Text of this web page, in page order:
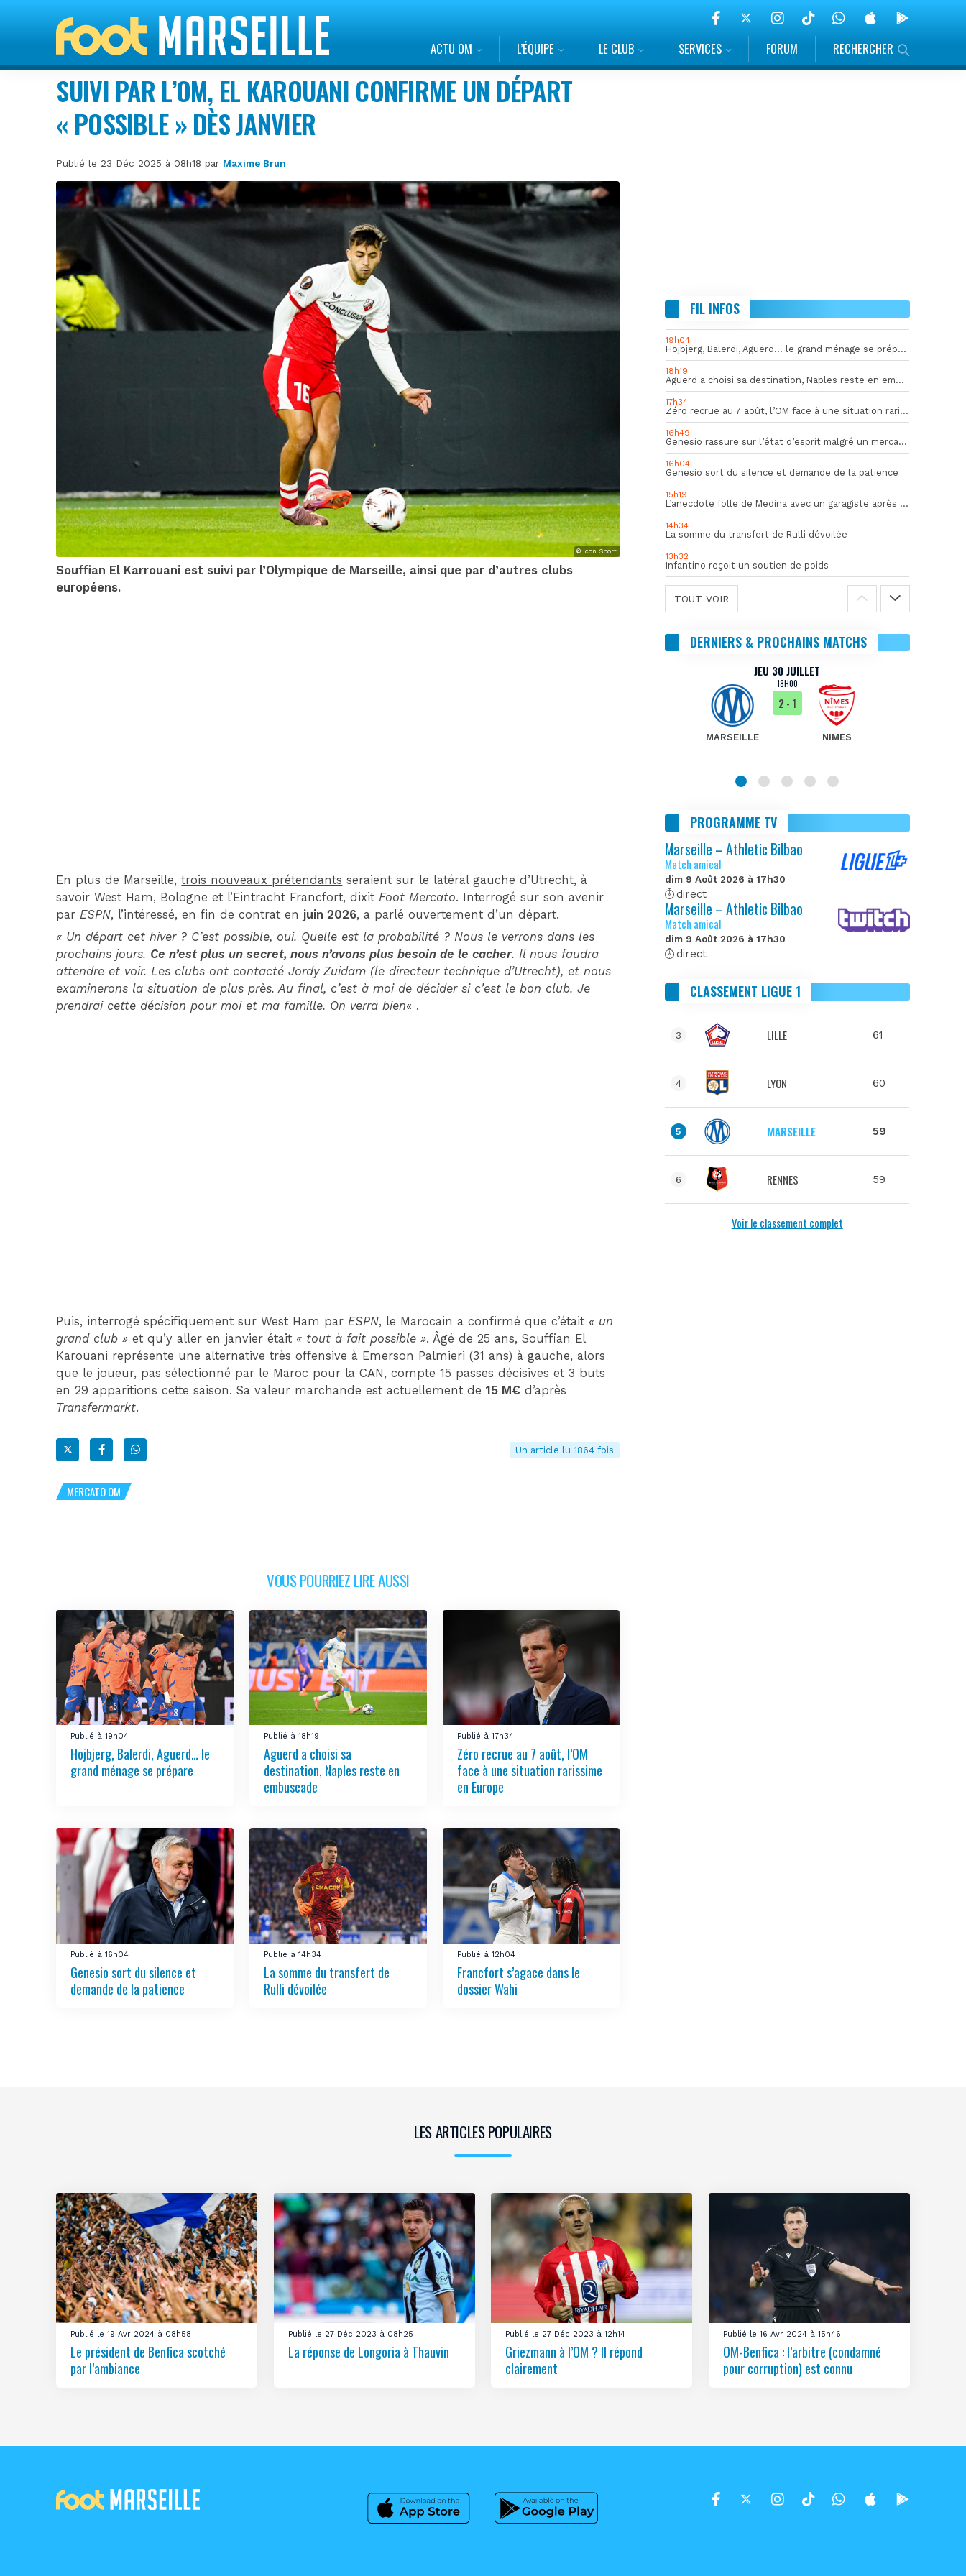
ACTU OM L’ÉQUIPE LE CLUB SERVICES FORUM RECHERCHER
SUIVI PAR L’OM, EL KAROUANI CONFIRME UN DÉPART
« POSSIBLE » DÈS JANVIER
Publié le 23 Déc 2025 à 08h18 par Maxime Brun
© Icon Sport
Souffian El Karrouani est suivi par l’Olympique de Marseille, ainsi que par d’autres clubs
européens.
En plus de Marseille,trois nouveaux prétendants seraient sur le latéral gauche d’Utrecht, à
savoir West Ham, Bologne et l’Eintracht Francfort, dixit Foot Mercato. Interrogé sur son avenir
par ESPN, l’intéressé, en fin de contrat en juin 2026, a parlé ouvertement d’un départ.
« Un départ cet hiver ? C’est possible, oui. Quelle est la probabilité ? Nous le verrons dans les
prochains jours. Ce n’est plus un secret, nous n’avons plus besoin de le cacher. Il nous faudra
attendre et voir. Les clubs ont contacté Jordy Zuidam (le directeur technique d’Utrecht), et nous
examinerons la situation de plus près. Au final, c’est à moi de décider si c’est le bon club. Je
prendrai cette décision pour moi et ma famille. On verra bien« .
Puis, interrogé spécifiquement sur West Ham par ESPN, le Marocain a confirmé que c’était « un
grand club »et qu’y aller en janvier était « tout à fait possible ». Âgé de 25 ans, Souffian El
Karouani représente une alternative très offensive à Emerson Palmieri (31 ans) à gauche, alors
que le joueur, pas sélectionné par le Maroc pour la CAN, compte 15 passes décisives et 3 buts
en 29 apparitions cette saison. Sa valeur marchande est actuellement de15 M€ d’après
Transfermarkt.
Un article lu 1864 fois
MERCATO OM
VOUS POURRIEZ LIRE AUSSI
Publié à 19h04
Hojbjerg, Balerdi, Aguerd… le
grand ménage se prépare
Publié à 18h19
Aguerd a choisi sa
destination, Naples reste en
embuscade
Publié à 17h34
Zéro recrue au 7 août, l’OM
face à une situation rarissime
en Europe
Publié à 16h04
Genesio sort du silence et
demande de la patience
Publié à 14h34
La somme du transfert de
Rulli dévoilée
Publié à 12h04
Francfort s’agace dans le
dossier Wahi
FIL INFOS
19h04
Hojbjerg, Balerdi, Aguerd… le grand ménage se prépare
18h19
Aguerd a choisi sa destination, Naples reste en embuscade
17h34
Zéro recrue au 7 août, l’OM face à une situation rarissime en Europe
16h49
Genesio rassure sur l’état d’esprit malgré un mercato inquiétant
16h04
Genesio sort du silence et demande de la patience
15h19
L’anecdote folle de Medina avec un garagiste après le Mondial
14h34
La somme du transfert de Rulli dévoilée
13h32
Infantino reçoit un soutien de poids
TOUT VOIR
DERNIERS & PROCHAINS MATCHS
JEU 30 JUILLET
18H00
MARSEILLE
2- 1
NIMES
PROGRAMME TV
Marseille – Athletic Bilbao
Match amical
dim 9 Août 2026 à 17h30
direct
Marseille – Athletic Bilbao
Match amical
dim 9 Août 2026 à 17h30
direct
CLASSEMENT LIGUE 1
3 LILLE 61
4 LYON 60
5 MARSEILLE 59
6 RENNES 59
Voir le classement complet
LES ARTICLES POPULAIRES
Publié le 19 Avr 2024 à 08h58
Le président de Benfica scotché
par l’ambiance
Publié le 27 Déc 2023 à 08h25
La réponse de Longoria à Thauvin
Publié le 27 Déc 2023 à 12h14
Griezmann à l’OM ? Il répond
clairement
Publié le 16 Avr 2024 à 15h46
OM-Benfica : l’arbitre (condamné
pour corruption) est connu